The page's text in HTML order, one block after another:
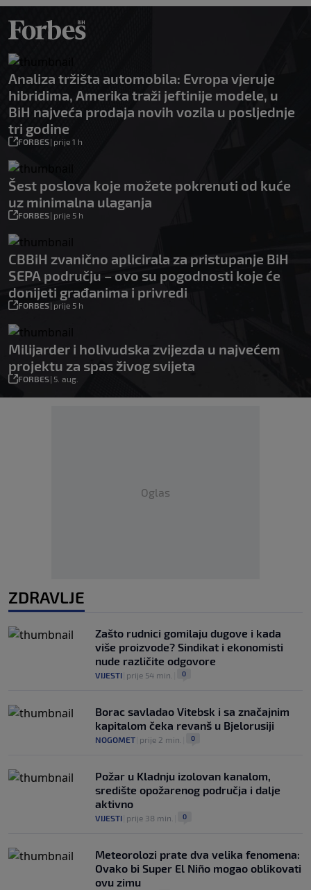
Analiza tržišta automobila: Evropa vjeruje
hibridima, Amerika traži jeftinije modele, u
BiH najveća prodaja novih vozila u posljednje
tri godine
FORBES| prije 1 h
Šest poslova koje možete pokrenuti od kuće
uz minimalna ulaganja
FORBES| prije 5 h
CBBiH zvanično aplicirala za pristupanje BiH
SEPA području – ovo su pogodnosti koje će
donijeti građanima i privredi
FORBES| prije 5 h
Milijarder i holivudska zvijezda u najvećem
projektu za spas živog svijeta
FORBES| 5. aug.
Oglas
ZDRAVLJE
Zašto rudnici gomilaju dugove i kada
više proizvode? Sindikat i ekonomisti
nude različite odgovore
VIJESTI prije 54 min. 0
Borac savladao Vitebsk i sa značajnim
kapitalom čeka revanš u Bjelorusiji
NOGOMET prije 2 min. 0
Požar u Kladnju izolovan kanalom,
središte opožarenog područja i dalje
aktivno
VIJESTI prije 38 min. 0
Meteorolozi prate dva velika fenomena:
Ovako bi Super El Niño mogao oblikovati
ovu zimu